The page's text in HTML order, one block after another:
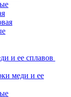
и ее сплавов
меди и ее